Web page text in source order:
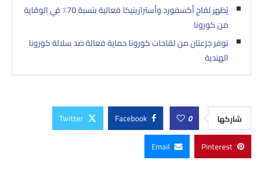
يُظهر لقاح أكسفورد وأسترازينيكا فعالية بنسبة 70٪ في الوقاية
من كورونا
توفر جرعتان من لقاحات كورونا حماية فعالة ضد سلالة كورونا
الهندية
شاركها 0
Facebook
Twitter
Pinterest
Email